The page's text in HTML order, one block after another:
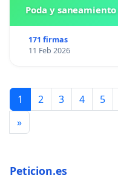
Poda y
171 firmas
11 Feb 2026
1 2 3 4 5
»
Peticion.es